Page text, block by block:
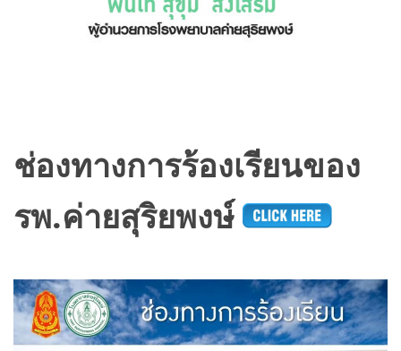
ช่องทางการร้องเรียนของ
รพ.ค่ายสุริยพงษ์